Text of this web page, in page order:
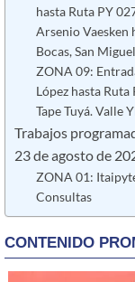
hasta Ruta PY
Arsenio Vaesken
Bocas, San
ZONA 09:
López hasta
Tape Tuyá. Valle
Trabajos
23 de agosto de
ZONA 01:
Consultas